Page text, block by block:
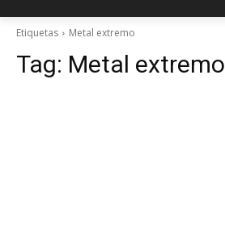
Etiquetas Metal extremo
Tag: Metal extremo